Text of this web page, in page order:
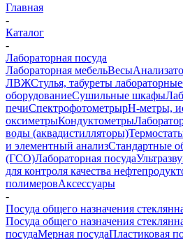
Главная
-
Каталог
-
Лабораторная посуда
Лабораторная мебельВесы
ЛВЖСтулья, табуреты лабораторные
оборудованиеСушильные шкафы
печиСпектрофотометрыpH-метры,
оксиметрыКондуктометры
воды (аквадистилляторы)
и элементный анализСтандартные
(ГСО)Лабораторная посуда
для контроля качества
полимеровАксессуары
-
Посуда общего назначения
Посуда общего назначения
посудаМерная посудаПластиковая